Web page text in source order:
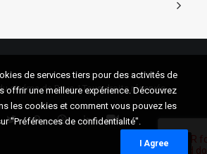
cinéma de Brive. | Tous droits réservés.
de services tiers pour des activités de
offrir une meilleure expérience. Découvrez
les cookies et comment vous pouvez les
"Préférences de confidentialité".
I Agree